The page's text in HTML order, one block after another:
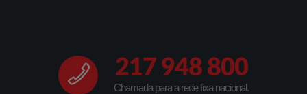
217 948 800
Chamada para a rede fixa nacional.